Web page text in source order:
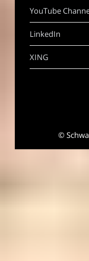
YouTube
LinkedIn
XING
©